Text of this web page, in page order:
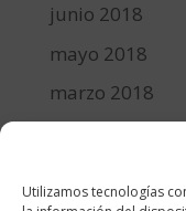
Utilizamos tecnologías
junio 2018
mayo 2018
marzo 2018